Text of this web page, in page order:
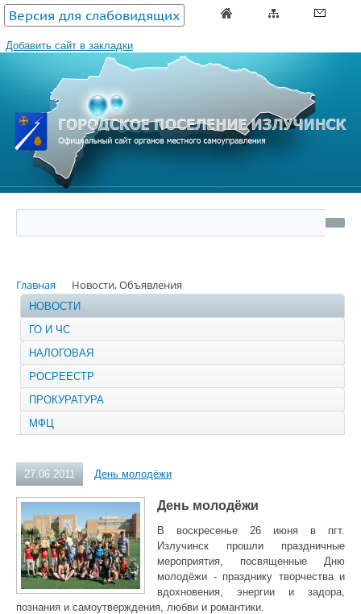
Версия для слабовидящих
Добавить сайт в закладки
Главная Новости, Объявления
НОВОСТИ
ГО И ЧС
НАЛОГОВАЯ
РОСРЕЕСТР
ПРОКУРАТУРА
МФЦ
27.06.2011 День молодёжи
День молодёжи
В воскресенье 26 июня в пгт.
Излучинск прошли праздничные
мероприятия, посвященные Дню
молодёжи - празднику творчества и
вдохновения, энергии и задора,
познания и самоутверждения, любви и романтики.